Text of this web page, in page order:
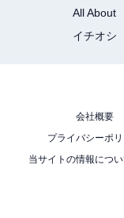
こちらもおすすめ
【
All About
イチオシ
会社概要
プライバシーポ
当サイトの情報につ